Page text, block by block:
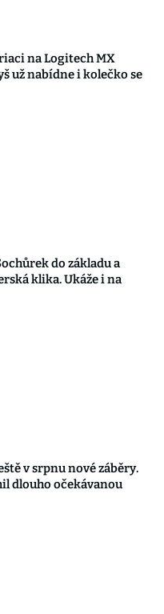
na Logitech MX
už nabídne i kolečko se
do základu a
klika. Ukáže i na
v srpnu nové záběry.
dlouho očekávanou